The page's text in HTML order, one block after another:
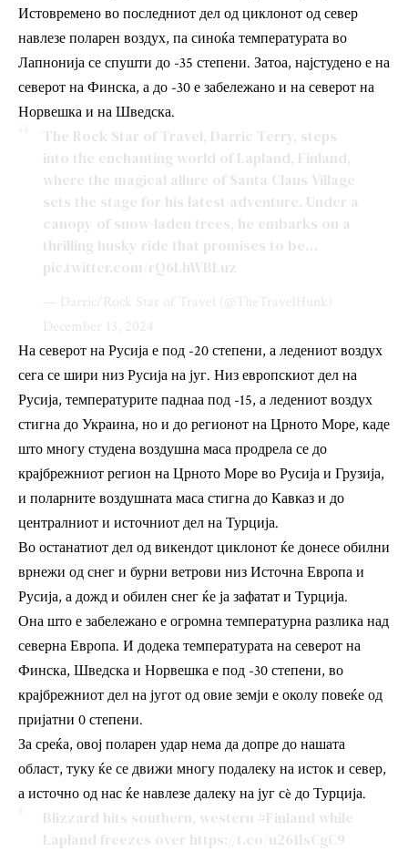
Истовремено во последниот дел од циклонот од север
навлезе поларен воздух, па синоќа температурата во
Лапнонија се спушти до -35 степени. Затоа, најстудено е на
северот на Финска, а до -30 е забележано и на северот на
Норвешка и на Шведска.
The Rock Star of Travel, Darric Terry, steps
into the enchanting world of Lapland, Finland,
where the magical allure of Santa Claus Village
sets the stage for his latest adventure. Under a
canopy of snow-laden trees, he embarks on a
thrilling husky ride that promises to be…
pic.twitter.com/rQ6LhWBLuz
— Darric/Rock Star of Travel (@TheTravelHunk)
December 13, 2024
На северот на Русија е под -20 степени, а ледениот воздух
сега се шири низ Русија на југ. Низ европскиот дел на
Русија, температурите паднаа под -15, а ледениот воздух
стигна до Украина, но и до регионот на Црното Море, каде
што многу студена воздушна маса продрела се до
крајбрежниот регион на Црното Море во Русија и Грузија,
и поларните воздушната маса стигна до Кавказ и до
централниот и источниот дел на Турција.
Во останатиот дел од викендот циклонот ќе донесе обилни
врнежи од снег и бурни ветрови низ Источна Европа и
Русија, а дожд и обилен снег ќе ја зафатат и Турција.
Она што е забележано е огромна температурна разлика над
северна Европа. И додека температурата на северот на
Финска, Шведска и Норвешка е под -30 степени, во
крајбрежниот дел на југот од овие земји е околу повеќе од
пријатни 0 степени.
За среќа, овој поларен удар нема да допре до нашата
област, туку ќе се движи многу подалеку на исток и север,
а источно од нас ќе навлезе далеку на југ сè до Турција.
Blizzard hits southern, western #Finland while
Lapland freezes over https://t.co/u261IsCgC9